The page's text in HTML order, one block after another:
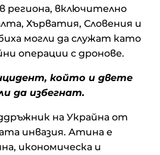
региона, включително
Хърватия, Словения и
могли да служат като
операции с дронове.
който и двете
да избегнат.
на Украйна от
инвазия. Атина е
икономическа и